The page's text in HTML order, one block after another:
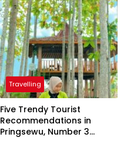
Travelling
Five Trendy Tourist
Recommendations in
Pringsewu, Number 3